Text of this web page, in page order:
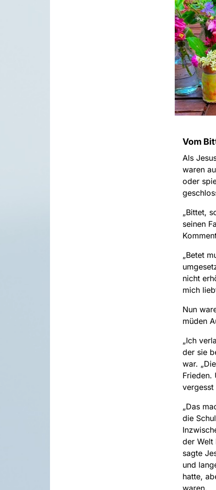
Vom
Als
waren
oder
„Bittet,
seinen
„Betet
nicht
mich
Nun
müden
„Ich
der sie
war.
Frieden.
vergesst
„Das
die
der Welt
sagte
und
hatte,